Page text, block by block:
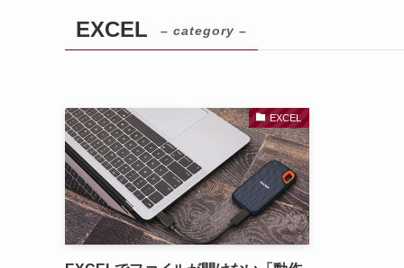
EXCEL – category –
EXCEL